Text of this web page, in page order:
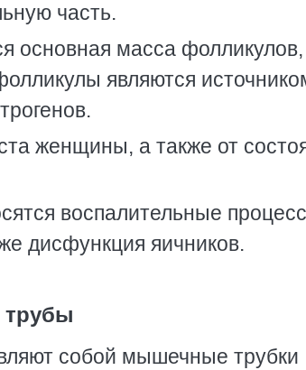
часть.
основная масса
являются
женщины, а также от
воспалительные
дисфункция яичников.
собой мышечные трубки